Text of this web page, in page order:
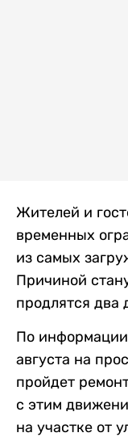
Жителей и
временных
из самых
Причиной
продлятся два
По
августа на
пройдет
с этим
на участке от